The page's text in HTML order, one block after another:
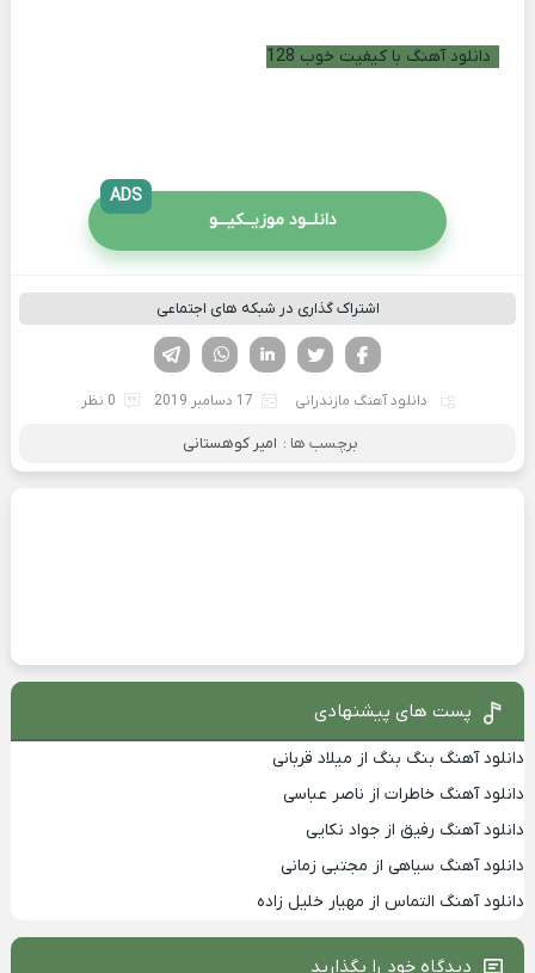
دانلود آهنگ با کیفیت خوب 128
دانلــود موزیــکیـــو
ADS
اشتراک گذاری در شبکه های اجتماعی
لینکدین تویتر
فیسوک
دانلود آهنگ مازندرانی 17 دسامبر 2019 0 نظر
برچسب ها : امیر کوهستانی
پست های پیشنهادی
دانلود آهنگ بنگ بنگ از میلاد قربانی
دانلود آهنگ خاطرات از ناصر عباسی
دانلود آهنگ رفیق از جواد نکایی
دانلود آهنگ سیاهی از مجتبی زمانی
دانلود آهنگ التماس از مهیار خلیل زاده
دیدگاه خود را بگذارید